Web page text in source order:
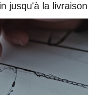
jusqu'à la livraison